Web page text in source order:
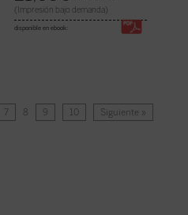
(Impresión bajo demanda)
disponible en ebook:
7 8 9 10 Siguiente »